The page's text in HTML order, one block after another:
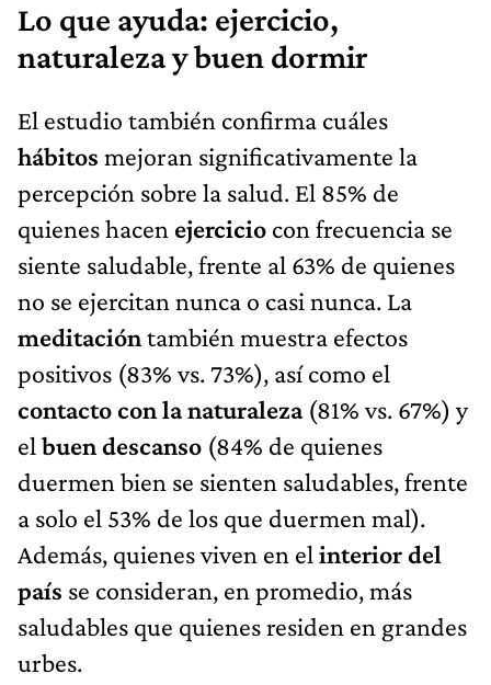
Lo que ayuda: ejercicio,
naturaleza y buen dormir
El estudio también confirma cuáles
hábitos mejoran significativamente la
percepción sobre la salud. El 85% de
quienes hacen ejercicio con frecuencia se
siente saludable, frente al 63% de quienes
no se ejercitan nunca o casi nunca. La
meditacióntambién muestra efectos
positivos (83% vs. 73%), así como el
contacto con la naturaleza(81% vs. 67%) y
el buen descanso (84% de quienes
duermen bien se sienten saludables, frente
a solo el 53% de los que duermen mal).
Además, quienes viven en el interior del
país se consideran, en promedio, más
saludables que quienes residen en grandes
urbes.